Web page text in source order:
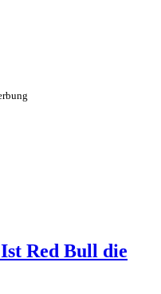
Red Bull die